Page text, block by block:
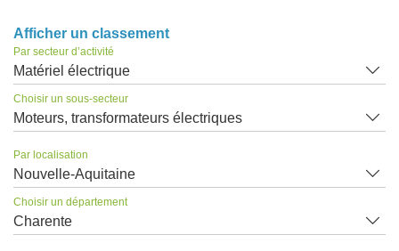
Afficher un classement
Par secteur d’activité
Matériel électrique
Choisir un sous-secteur
Moteurs, transformateurs électriques
Par localisation
Nouvelle-Aquitaine
Choisir un département
Charente